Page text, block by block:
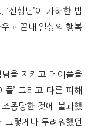
색
‘선생님’이 가해한 범
고 끝내 일상의 행복
을 지키고 메이플을
플’ 그리고 다른 피해
종당한 것에 불과했
그렇게나 두려워했던